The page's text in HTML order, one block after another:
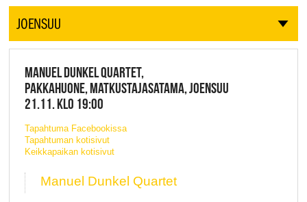
JOENSUU
MANUEL DUNKEL QUARTET,
PAKKAHUONE, MATKUSTAJASATAMA, JOENSUU
21.11. KLO 19:00
Tapahtuma Facebookissa
Tapahtuman kotisivut
Keikkapaikan kotisivut
Manuel Dunkel Quartet